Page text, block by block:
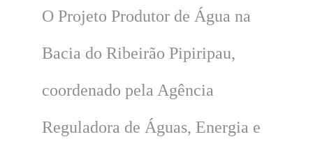
O Projeto Produtor de Água na
Bacia do Ribeirão Pipiripau,
coordenado pela Agência
Reguladora de Águas, Energia e